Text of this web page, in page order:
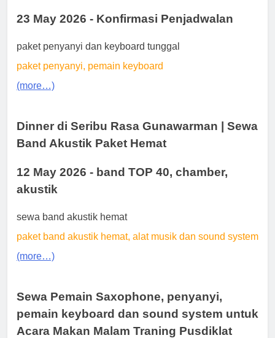
23 May 2026 - Konfirmasi Penjadwalan
paket penyanyi dan keyboard tunggal
paket penyanyi, pemain keyboard
(more…)
Dinner di Seribu Rasa Gunawarman | Sewa
Band Akustik Paket Hemat
12 May 2026 - band TOP 40, chamber,
akustik
sewa band akustik hemat
paket band akustik hemat, alat musik dan sound system
(more…)
Sewa Pemain Saxophone, penyanyi,
pemain keyboard dan sound system untuk
Acara Makan Malam Traning Pusdiklat